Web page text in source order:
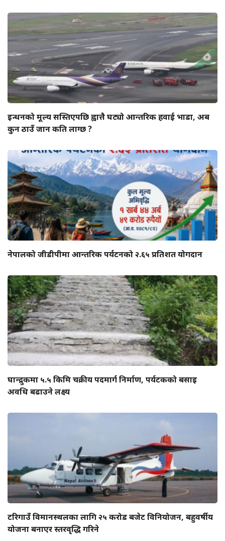
इन्धनको मूल्य सस्तिएपछि ह्वात्तै घट्यो आन्तरिक हवाई भाडा, अब
कुन ठाउँ जान कति लाग्छ ?
नेपालको जीडीपीमा आन्तरिक पर्यटनको २.६५ प्रतिशत योगदान
घान्द्रुकमा ५.५ किमि चक्रीय पदमार्ग निर्माण, पर्यटकको बसाइ
अवधि बढाउने लक्ष्य
टरिगाउँ विमानस्थलका लागि २५ करोड बजेट विनियोजन, बहुवर्षीय
योजना बनाएर स्तरवृद्धि गरिने